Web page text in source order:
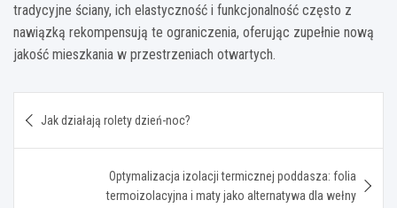
tradycyjne ściany, ich elastyczność i funkcjonalność często z
nawiązką rekompensują te ograniczenia, oferując zupełnie nową
jakość mieszkania w przestrzeniach otwartych.
wpisu
Jak działają rolety dzień-noc?
Optymalizacja izolacji termicznej poddasza: folia
termoizolacyjna i maty jako alternatywa dla wełny